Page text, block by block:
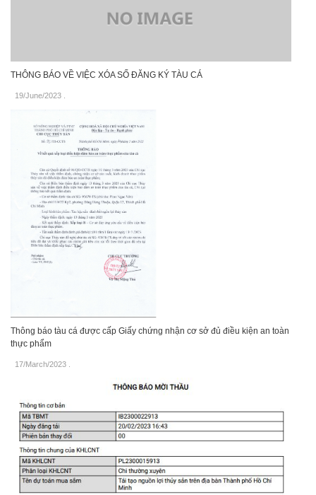
THÔNG BÁO VỀ VIỆC XÓA SỐ ĐĂNG KÝ TÀU CÁ
19/June/2023 .
Thông báo tàu cá được cấp Giấy chứng nhận cơ sở đủ điều kiện an toàn
thực phẩm
17/March/2023